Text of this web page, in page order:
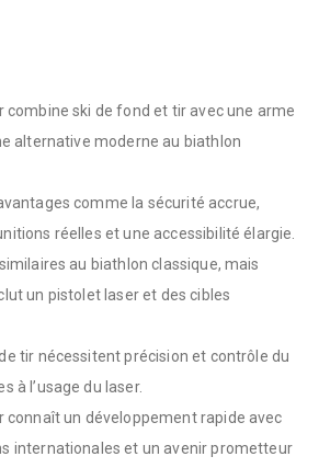
combine ski de fond et tir avec une arme
alternative moderne au biathlon
comme la sécurité accrue,
réelles et une accessibilité élargie.
au biathlon classique, mais
un pistolet laser et des cibles
tir nécessitent précision et contrôle du
à l’usage du laser.
connaît un développement rapide avec
internationales et un avenir prometteur